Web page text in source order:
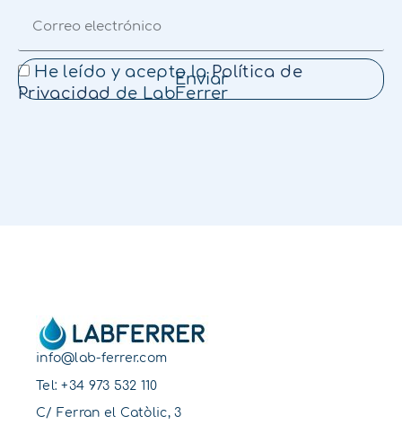
He leído y acepto laPolítica de
Privacidad de LabFerrer
Enviar
info@lab-ferrer.com
Tel:+34 973 532 110
C/ Ferran el Catòlic, 3